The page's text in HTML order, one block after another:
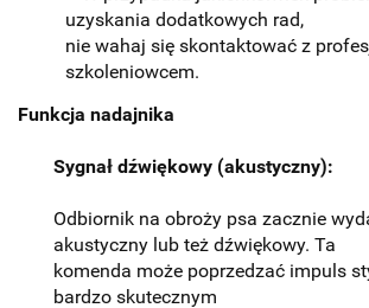
uzyskania dodatkowych rad,
nie wahaj się skontaktować z
szkoleniowcem.
Funkcja nadajnika
Sygnał dźwiękowy (akustyczny):
Odbiornik na obroży psa zacznie
akustyczny lub też dźwiękowy. Ta
komenda może poprzedzać impuls
bardzo skutecznym